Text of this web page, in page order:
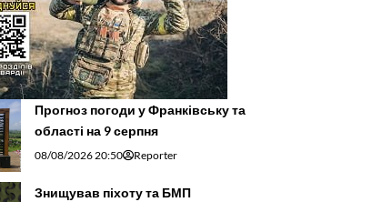
Прогноз погоди у Франківську та
області на 9 серпня
08/08/2026 20:50 Reporter
Знищував піхоту та БМП